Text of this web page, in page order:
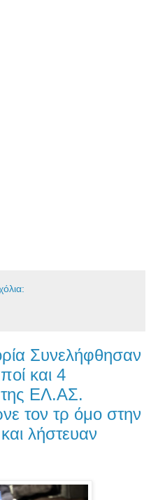
Συνελήφθησαν
και 4
της ΕΛ.ΑΣ.
τον τρ όμο στην
λήστευαν